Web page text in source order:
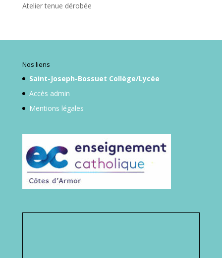
Atelier tenue dérobée
Nos liens
Saint-Joseph-Bossuet Collège/Lycée
Accès admin
Mentions légales